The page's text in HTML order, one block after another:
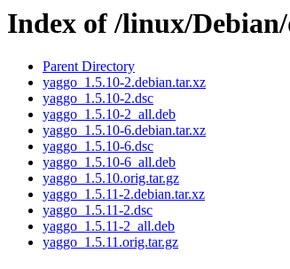
Index of /linux/
Parent Directory
yaggo_1.5.10-2.debian.tar.xz
yaggo_1.5.10-2.dsc
yaggo_1.5.10-2_all.deb
yaggo_1.5.10-6.debian.tar.xz
yaggo_1.5.10-6.dsc
yaggo_1.5.10-6_all.deb
yaggo_1.5.10.orig.tar.gz
yaggo_1.5.11-2.debian.tar.xz
yaggo_1.5.11-2.dsc
yaggo_1.5.11-2_all.deb
yaggo_1.5.11.orig.tar.gz